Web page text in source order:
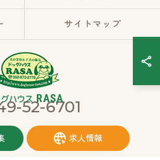
52-6701
求人情報
サイトマップ
ダーならドッグハウスRASA ALL RIGHTS
RESERVED.